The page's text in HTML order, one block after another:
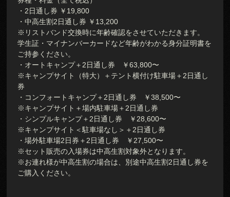
・2日通し券 ￥19,800
・中高生割2日通し券 ￥13,200
※リストバンド交換時に年齢確認をさせていただきます。
学生証・マイナンバーカードなど年齢がわかる身分証明書を
ご持参ください。
・オートキャンプ＋2日通し券 ￥63,800〜
※キャンプサイト（特大）＋テント横付け駐車場＋2日通し
券
・コンフォートキャンプ＋2日通し券 ￥38,500〜
※キャンプサイト＋場内駐車場＋2日通し券
・シンプルキャンプ＋2日通し券 ￥28,600〜
※キャンプサイト＜駐車場なし＞＋2日通し券
・場外駐車場2日券＋2日通し券 ￥27,500〜
※セット販売の入場券は中高生割対象外となります。
※お連れ様が中高生割の場合は、別途中高生割2日通し券を
ご購入ください。